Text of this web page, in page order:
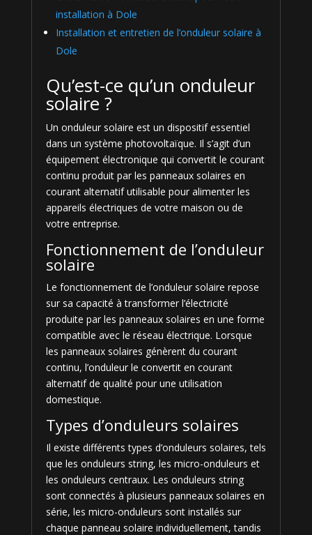
installation à Dole
Installation et entretien de l’onduleur solaire à
Dole
Qu’est-ce qu’un onduleur
solaire ?
Un onduleur solaire est un dispositif essentiel
dans un système photovoltaïque. Il s’agit d’un
équipement électronique qui convertit le courant
continu produit par les panneaux solaires en
courant alternatif utilisable pour alimenter les
appareils électriques de votre maison ou de
votre entreprise.
Fonctionnement de l’onduleur
solaire
Le fonctionnement de l’onduleur solaire repose
sur sa capacité à transformer l’électricité
produite par les panneaux solaires en une forme
compatible avec le réseau électrique. Lorsque
les panneaux solaires génèrent du courant
continu, l’onduleur le convertit en courant
alternatif de qualité pour une utilisation
domestique.
Types d’onduleurs solaires
Il existe différents types d’onduleurs solaires, tels
que les onduleurs string, les micro-onduleurs et
les onduleurs centraux. Les onduleurs string
sont connectés à plusieurs panneaux solaires en
série, les micro-onduleurs sont installés sur
chaque panneau solaire individuellement, tandis